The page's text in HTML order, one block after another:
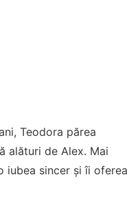
Teodora părea
alături de Alex. Mai
iubea sincer și îi oferea